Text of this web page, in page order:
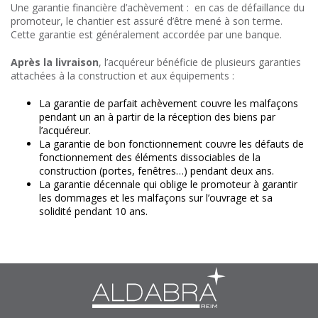
Une garantie financière d’achèvement : en cas de défaillance du
promoteur, le chantier est assuré d’être mené à son terme.
Cette garantie est généralement accordée par une banque.
Après la livraison, l’acquéreur bénéficie de plusieurs garanties
attachées à la construction et aux équipements :
La garantie de parfait achèvement couvre les malfaçons
pendant un an à partir de la réception des biens par
l’acquéreur.
La garantie de bon fonctionnement couvre les défauts de
fonctionnement des éléments dissociables de la
construction (portes, fenêtres…) pendant deux ans.
La garantie décennale qui oblige le promoteur à garantir
les dommages et les malfaçons sur l’ouvrage et sa
solidité pendant 10 ans.